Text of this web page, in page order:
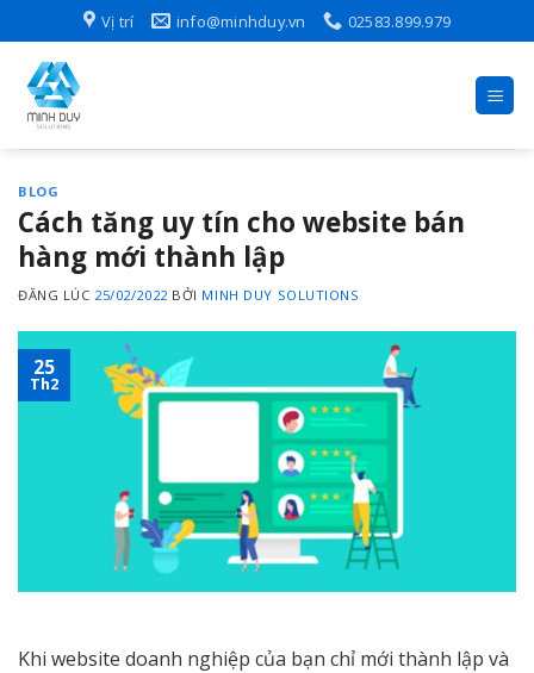
to
content
Vị trí info@minhduy.vn 02583.899.979
BLOG
Cách tăng uy tín cho website bán
hàng mới thành lập
ĐĂNG LÚC 25/02/2022 BỞI MINH DUY SOLUTIONS
25
Th2
Khi website doanh nghiệp của bạn chỉ mới thành lập và